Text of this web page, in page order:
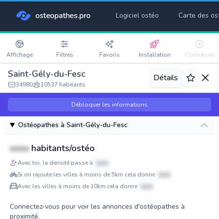
osteopathes.pro Logiciel ostéo Carte des
Affichage Filtres Favoris Installation Contribuer
Saint-Gély-du-Fesc
34980 10537 habitants
Détails
Débloquer les informations
Ostéopathes à Saint-Gély-du-Fesc
xxxx habitants/ostéo
Avec toi, la densité passe à
xxxx
Si on rajoute les villes à moins de 5km cela donne
xxxx
Avec les villes à moins de 10km cela donne
xxxx
Connectez-vous pour voir les annonces d'ostéopathes à
proximité.